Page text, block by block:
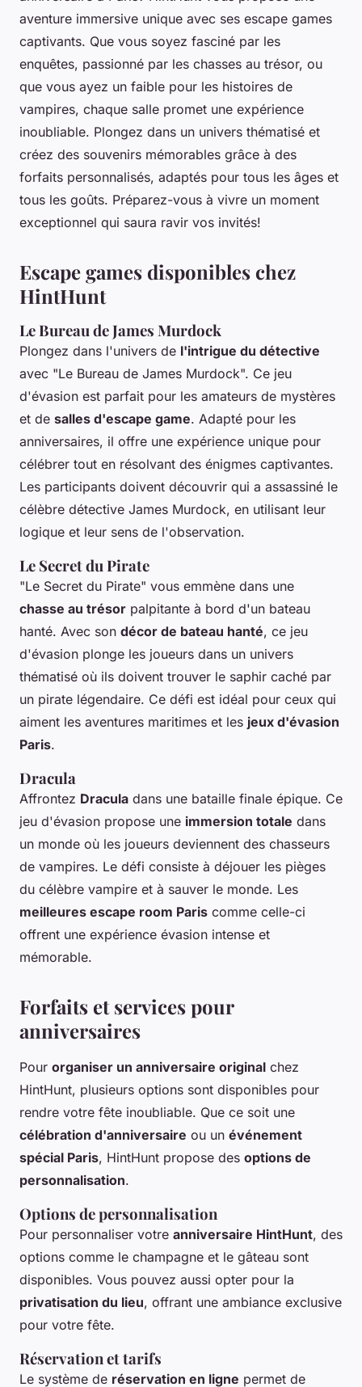
aventure immersive unique avec ses escape games
captivants. Que vous soyez fasciné par les
enquêtes, passionné par les chasses au trésor, ou
que vous ayez un faible pour les histoires de
vampires, chaque salle promet une expérience
inoubliable. Plongez dans un univers thématisé et
créez des souvenirs mémorables grâce à des
forfaits personnalisés, adaptés pour tous les âges et
tous les goûts. Préparez-vous à vivre un moment
exceptionnel qui saura ravir vos invités!
Escape games disponibles chez
HintHunt
Le Bureau de James Murdock
Plongez dans l'univers de l'intrigue du détective
avec "Le Bureau de James Murdock". Ce jeu
d'évasion est parfait pour les amateurs de mystères
et de salles d'escape game. Adapté pour les
anniversaires, il offre une expérience unique pour
célébrer tout en résolvant des énigmes captivantes.
Les participants doivent découvrir qui a assassiné le
célèbre détective James Murdock, en utilisant leur
logique et leur sens de l'observation.
Le Secret du Pirate
"Le Secret du Pirate" vous emmène dans une
chasse au trésor palpitante à bord d'un bateau
hanté. Avec son décor de bateau hanté, ce jeu
d'évasion plonge les joueurs dans un univers
thématisé où ils doivent trouver le saphir caché par
un pirate légendaire. Ce défi est idéal pour ceux qui
aiment les aventures maritimes et les jeux d'évasion
Paris.
Dracula
Affrontez Dracula dans une bataille finale épique. Ce
jeu d'évasion propose une immersion totale dans
un monde où les joueurs deviennent des chasseurs
de vampires. Le défi consiste à déjouer les pièges
du célèbre vampire et à sauver le monde. Les
meilleures escape room Paris comme celle-ci
offrent une expérience évasion intense et
mémorable.
Forfaits et services pour
anniversaires
Pour organiser un anniversaire original chez
HintHunt, plusieurs options sont disponibles pour
rendre votre fête inoubliable. Que ce soit une
célébration d'anniversaire ou un événement
spécial Paris, HintHunt propose des options de
personnalisation.
Options de personnalisation
Pour personnaliser votre anniversaire HintHunt, des
options comme le champagne et le gâteau sont
disponibles. Vous pouvez aussi opter pour la
privatisation du lieu, offrant une ambiance exclusive
pour votre fête.
Réservation et tarifs
Le système de réservation en ligne permet de